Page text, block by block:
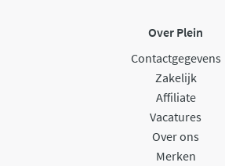
Over Plein
Contactgegevens
Zakelijk
Affiliate
Vacatures
Over ons
Merken